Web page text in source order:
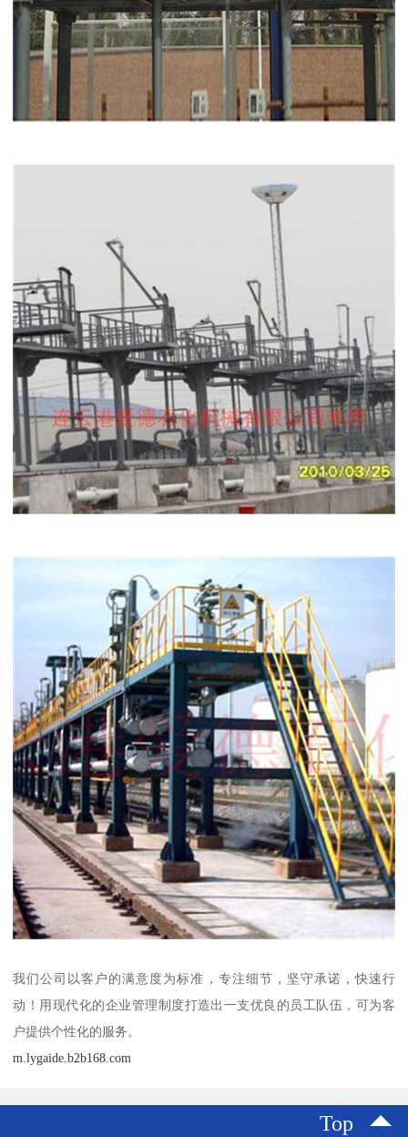
我们公司以客户的满意度为标准，专注细节，坚守承诺，快速行
动！用现代化的企业管理制度打造出一支优良的员工队伍，可为客
户提供个性化的服务。
m.lygaide.b2b168.com
Top